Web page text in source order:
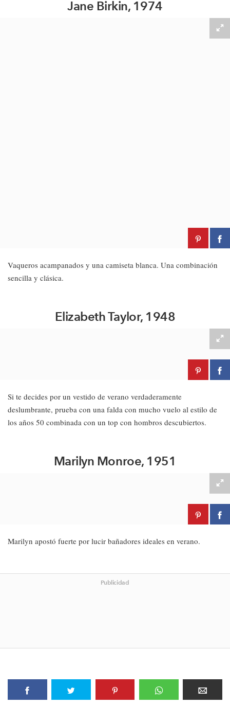
Jane Birkin, 1974
Vaqueros acampanados y una camiseta blanca. Una combinación
sencilla y clásica.
Elizabeth Taylor, 1948
Si te decides por un vestido de verano verdaderamente
deslumbrante, prueba con una falda con mucho vuelo al estilo de
los años 50 combinada con un top con hombros descubiertos.
Marilyn Monroe, 1951
Marilyn apostó fuerte por lucir bañadores ideales en verano.
Publicidad